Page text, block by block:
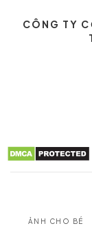
CÔNG TY
ẢNH CHO BÉ